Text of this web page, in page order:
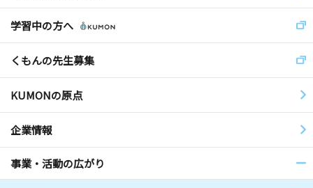
学習中の方へ
くもんの先生募集
KUMONの原点
企業情報
事業・活動の広がり